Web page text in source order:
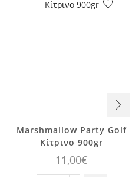
Marshmallow Party Golf
Κίτρινο 900gr
11,00€